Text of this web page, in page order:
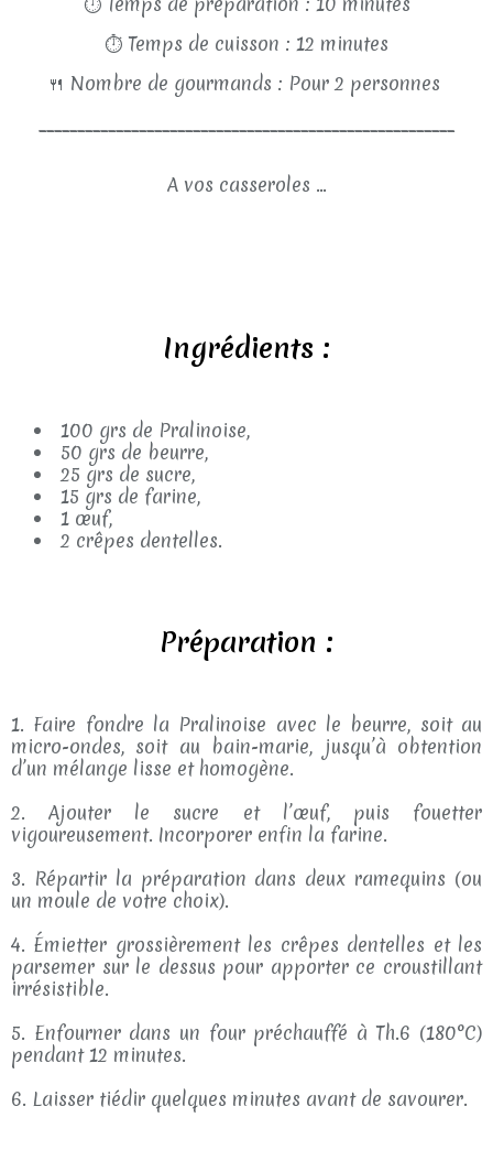
⏱ Temps de cuisson : 12 minutes
🍴 Nombre de gourmands : Pour 2 personnes
A vos casseroles ...
Ingrédients :
100 grs de Pralinoise,
50 grs de beurre,
25 grs de sucre,
15 grs de farine,
1 œuf,
2 crêpes dentelles.
Préparation :
1. Faire fondre la Pralinoise avec le beurre, soit au
micro-ondes, soit au bain-marie, jusqu’à obtention
d’un mélange lisse et homogène.
2. Ajouter le sucre et l’œuf, puis fouetter
vigoureusement. Incorporer enfin la farine.
3. Répartir la préparation dans deux ramequins (ou
un moule de votre choix).
4. Émietter grossièrement les crêpes dentelles et les
parsemer sur le dessus pour apporter ce croustillant
irrésistible.
5. Enfourner dans un four préchauffé à Th.6 (180°C)
pendant 12 minutes.
6. Laisser tiédir quelques minutes avant de savourer.